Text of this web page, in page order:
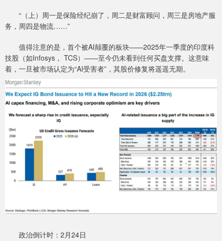
“（上）周一是保险经纪崩了，周二是财富顾问，周三是房地产服
务，周四是物流……”
值得注意的是，首个被AI颠覆的板块——2025年一季度的印度科
技股（如Infosys， TCS）——至今仍未看到任何买盘支撑。这意味
着，一旦被市场认定为“AI受害者”，其股价修复将遥遥无期。
政治倒计时：2月24日